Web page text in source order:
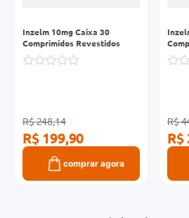
Inzelm 10mg Caixa 30
Comprimidos Revestidos
R$ 248,14
R$ 199,90
comprar agora
R$
R$